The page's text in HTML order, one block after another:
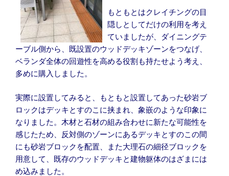
もともとはクレイチングの目
隠しとしてだけの利用を考え
ていましたが、ダイニングテ
ーブル側から、既設置のウッドデッキゾーンをつなげ、
ベランダ全体の回遊性を高める役割も持たせよう考え、
多めに購入しました。
実際に設置してみると、もともと設置してあった砂岩ブ
ロックはデッキとすのこに挟まれ、象嵌のような印象に
なりました。木材と石材の組み合わせに新たな可能性を
感じたため、反対側のゾーンにあるデッキとすのこの間
にも砂岩ブロックを配置、また大理石の細径ブロックを
用意して、既存のウッドデッキと建物躯体のはざまには
め込みました。